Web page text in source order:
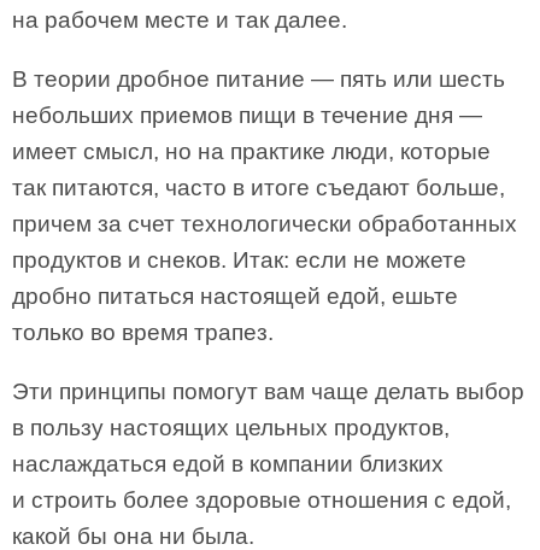
на рабочем месте и так далее.
В теории дробное питание — пять или шесть
небольших приемов пищи в течение дня —
имеет смысл, но на практике люди, которые
так питаются, часто в итоге съедают больше,
причем за счет технологически обработанных
продуктов и снеков. Итак: если не можете
дробно питаться настоящей едой, ешьте
только во время трапез.
Эти принципы помогут вам чаще делать выбор
в пользу настоящих цельных продуктов,
наслаждаться едой в компании близких
и строить более здоровые отношения с едой,
какой бы она ни была.